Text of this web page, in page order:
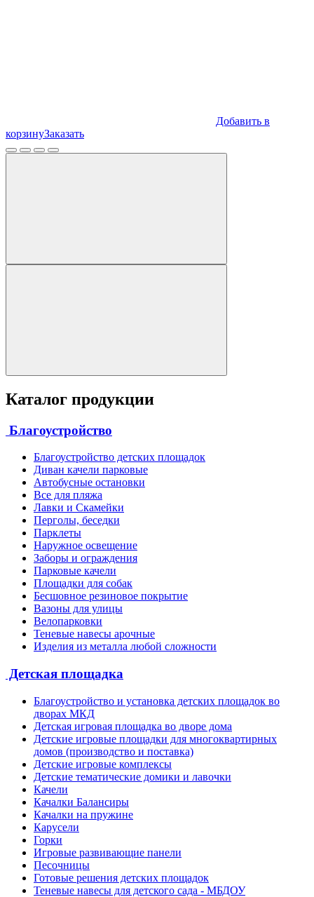
Добавить в
корзинуЗаказать
Каталог продукции
Благоустройство
Благоустройство детских площадок
Диван качели парковые
Автобусные остановки
Все для пляжа
Лавки и Скамейки
Перголы, беседки
Парклеты
Наружное освещение
Заборы и ограждения
Парковые качели
Площадки для собак
Бесшовное резиновое покрытие
Вазоны для улицы
Велопарковки
Теневые навесы арочные
Изделия из металла любой сложности
Детская площадка
Благоустройство и установка детских площадок во
дворах МКД
Детская игровая площадка во дворе дома
Детские игровые площадки для многоквартирных
домов (производство и поставка)
Детские игровые комплексы
Детские тематические домики и лавочки
Качели
Качалки Балансиры
Качалки на пружине
Карусели
Горки
Игровые развивающие панели
Песочницы
Готовые решения детских площадок
Теневые навесы для детского сада - МБДОУ